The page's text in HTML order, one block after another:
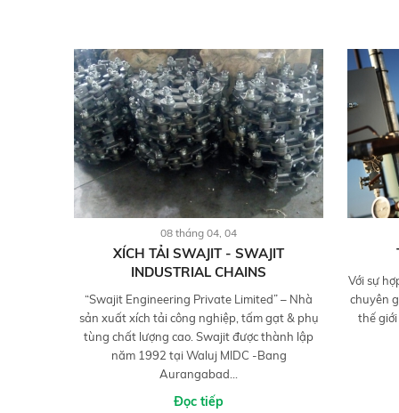
08 tháng 04, 04
XÍCH TẢI SWAJIT - SWAJIT
INDUSTRIAL CHAINS
“Swajit Engineering Private Limited” – Nhà
sản xuất xích tải công nghiệp, tấm gạt & phụ
tùng chất lượng cao. Swajit được thành lập
năm 1992 tại Waluj MIDC -Bang
Aurangabad...
Đọc tiếp
Với sự
chuyên
thế